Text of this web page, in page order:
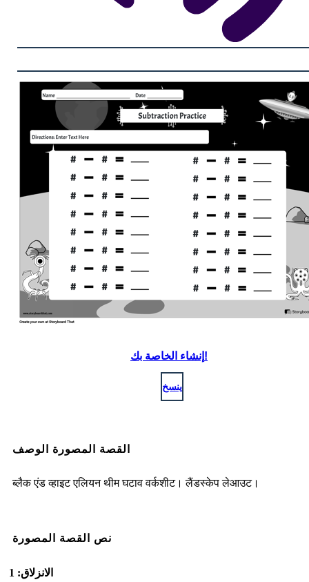
إنشاء الخاصة بك!
ينسخ
القصة المصورة الوصف
ब्लैक एंड व्हाइट एलियन थीम घटाव वर्कशीट। लैंडस्केप लेआउट।
نص القصة المصورة
الانزلاق: 1